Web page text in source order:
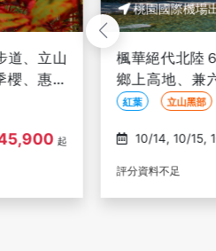
、神之故
、高山老
起
桃園國際機場
北陸立山紅葉
俗村、吉祥物
園、螃蟹御膳
黑部峽谷小火車、飛
評分資料不足